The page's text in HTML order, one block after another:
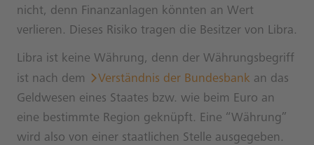
nicht, denn Finanzanlagen könnten an Wert
verlieren. Dieses Risiko tragen die Besitzer von Libra.
Libra ist keine Währung, denn der Währungsbegriff
ist nach dem
Verständnis der Bundesbank an das
Geldwesen eines Staates bzw. wie beim Euro an
eine bestimmte Region geknüpft. Eine “Währung”
wird also von einer staatlichen Stelle ausgegeben.